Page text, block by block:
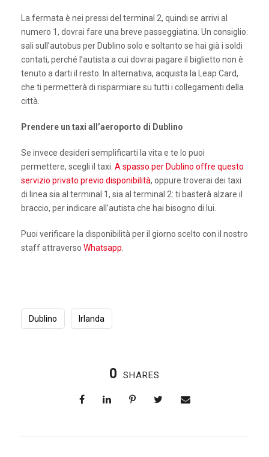
La fermata è nei pressi del terminal 2, quindi se arrivi al
numero 1, dovrai fare una breve passeggiatina. Un consiglio:
sali sull’autobus per Dublino solo e soltanto se hai già i soldi
contati, perché l’autista a cui dovrai pagare il biglietto non è
tenuto a darti il resto. In alternativa, acquista la Leap Card,
che ti permetterà di risparmiare su tutti i collegamenti della
città.
Prendere un taxi all’aeroporto di Dublino
Se invece desideri semplificarti la vita e te lo puoi
permettere, scegli il taxi. A spasso per Dublino offre questo
servizio privato previo disponibilità, oppure troverai dei taxi
di linea sia al terminal 1, sia al terminal 2: ti basterà alzare il
braccio, per indicare all’autista che hai bisogno di lui.
Puoi verificare la disponibilità per il giorno scelto con il nostro
staff attraverso Whatsapp.
Dublino Irlanda
0 SHARES